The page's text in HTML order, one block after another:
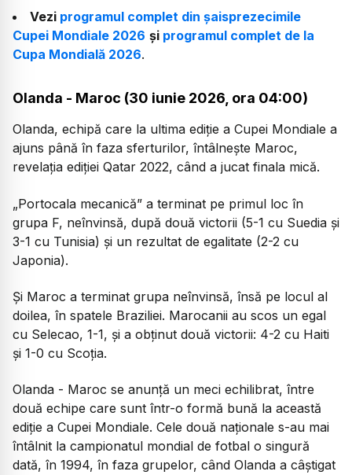
Vezi programul complet din șaisprezecimile
Cupei Mondiale 2026 și programul complet de la
Cupa Mondială 2026.
Olanda - Maroc (30 iunie 2026, ora 04:00)
Olanda, echipă care la ultima ediție a Cupei Mondiale a
ajuns până în faza sferturilor, întâlnește Maroc,
revelația ediției Qatar 2022, când a jucat finala mică.
„Portocala mecanică” a terminat pe primul loc în
grupa F, neînvinsă, după două victorii (5-1 cu Suedia și
3-1 cu Tunisia) și un rezultat de egalitate (2-2 cu
Japonia).
Și Maroc a terminat grupa neînvinsă, însă pe locul al
doilea, în spatele Braziliei. Marocanii au scos un egal
cu Selecao, 1-1, și a obținut două victorii: 4-2 cu Haiti
și 1-0 cu Scoția.
Olanda - Maroc se anunță un meci echilibrat, între
două echipe care sunt într-o formă bună la această
ediție a Cupei Mondiale. Cele două naționale s-au mai
întâlnit la campionatul mondial de fotbal o singură
dată, în 1994, în faza grupelor, când Olanda a câștigat